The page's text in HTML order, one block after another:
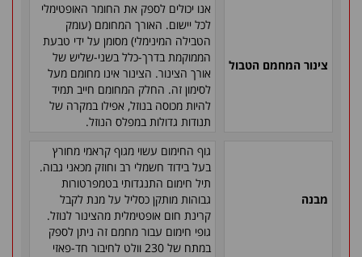
צינור המחמם הטבול
אנו יכולים לספק את החומר האופטימלי
לכל יישום. האורך המחומם (עומק
הטבילה המינימלי) מסומן על ידי טבעת
הממוקמת בדרך-כלל בשני-שליש של
אורך הצינור. הצינור אינו מחומם מעל
לסימון זה. החלק המחומם חייב תמיד
להיות מכוסה בנוזל, אפילו במקרה של
תנודות גדולות במפלס הנוזל.
מבנה
גוף החימום עשוי מגוף קראמי מחורץ
בעל בידוד חשמלי רב וחוזק מכאני גבוה.
תיל חימום התנגדותי בטמפרטורות
גבוהות מותקן כסליל על מנת לקבל
קרינת חום אופטימלית מהצינור לנוזל.
גופי חימום עבור מחמם זה ניתן לספק
במתח של 230 וולט לחיבור חד-פאזי